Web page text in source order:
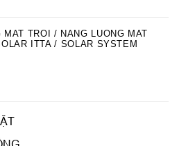
MAT TROI / NANG LUONG MAT
ITTA / SOLAR SYSTEM